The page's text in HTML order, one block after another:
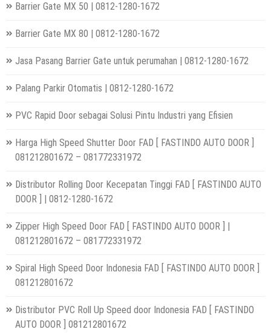
Barrier Gate MX 50 | 0812-1280-1672
Barrier Gate MX 80 | 0812-1280-1672
Jasa Pasang Barrier Gate untuk perumahan | 0812-1280-1672
Palang Parkir Otomatis | 0812-1280-1672
PVC Rapid Door sebagai Solusi Pintu Industri yang Efisien
Harga High Speed Shutter Door FAD [ FASTINDO AUTO DOOR ]
081212801672 – 081772331972
Distributor Rolling Door Kecepatan Tinggi FAD [ FASTINDO AUTO
DOOR ] | 0812-1280-1672
Zipper High Speed Door FAD [ FASTINDO AUTO DOOR ] |
081212801672 – 081772331972
Spiral High Speed Door Indonesia FAD [ FASTINDO AUTO DOOR ]
081212801672
Distributor PVC Roll Up Speed door Indonesia FAD [ FASTINDO
AUTO DOOR ] 081212801672